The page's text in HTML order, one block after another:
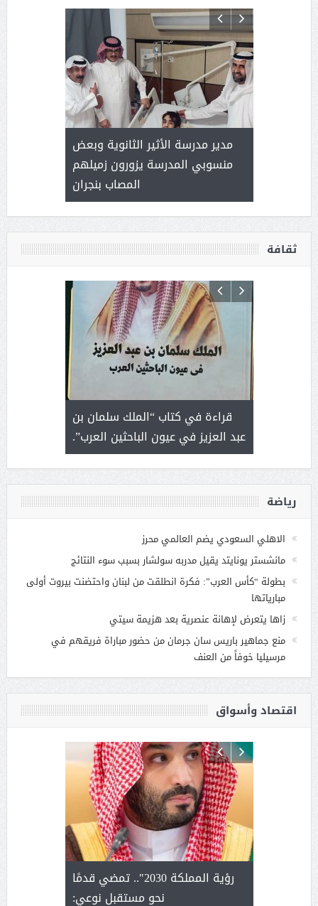
( محمد
مدير مدرسة الأثير الثانوية وبعض
منسوبي المدرسة يزورون زميلهم
المصاب بنجران
ثقافة
قراءة في كتاب “الملك سلمان بن
عبد العزيز في عيون الباحثين العرب”.
لايعرف
رياضة
الاهلي السعودي يضم العالمي محرز
مانشستر يونايتد يقيل مدربه سولشار بسبب سوء النتائج
بطولة “كأس العرب”: فكرة انطلقت من لبنان واحتضنت بيروت أولى
مبارياتها
زاها يتعرض لإهانة عنصرية بعد هزيمة سيتي
منع جماهير باريس سان جرمان من حضور مباراة فريقهم في
مرسيليا خوفاً من العنف
اقتصاد وأسواق
يحصل
رؤية المملكة 2030".. تمضي قدمًا
نحو مستقبل نوعي:
ورشة
عنيزة